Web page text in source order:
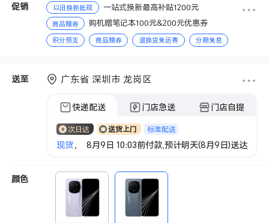
促销 以旧换新抵现 一站式换新最高补贴1200元
商品赠券 购机赠笔记本100元&200元优惠券
积分预支 商品赠券 退换货免运费
分期免息
送至 广东省 深圳市 龙岗区
快递配送 门店急送 门店自提
次日达 送货上门 标准配送
现货， 8月9日 10:03前付款,预计明天(8月9日)送达
颜色